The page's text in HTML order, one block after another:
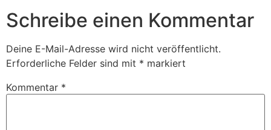
Schreibe einen Kommentar
Deine E-Mail-Adresse wird nicht veröffentlicht.
Erforderliche Felder sind mit * markiert
Kommentar *